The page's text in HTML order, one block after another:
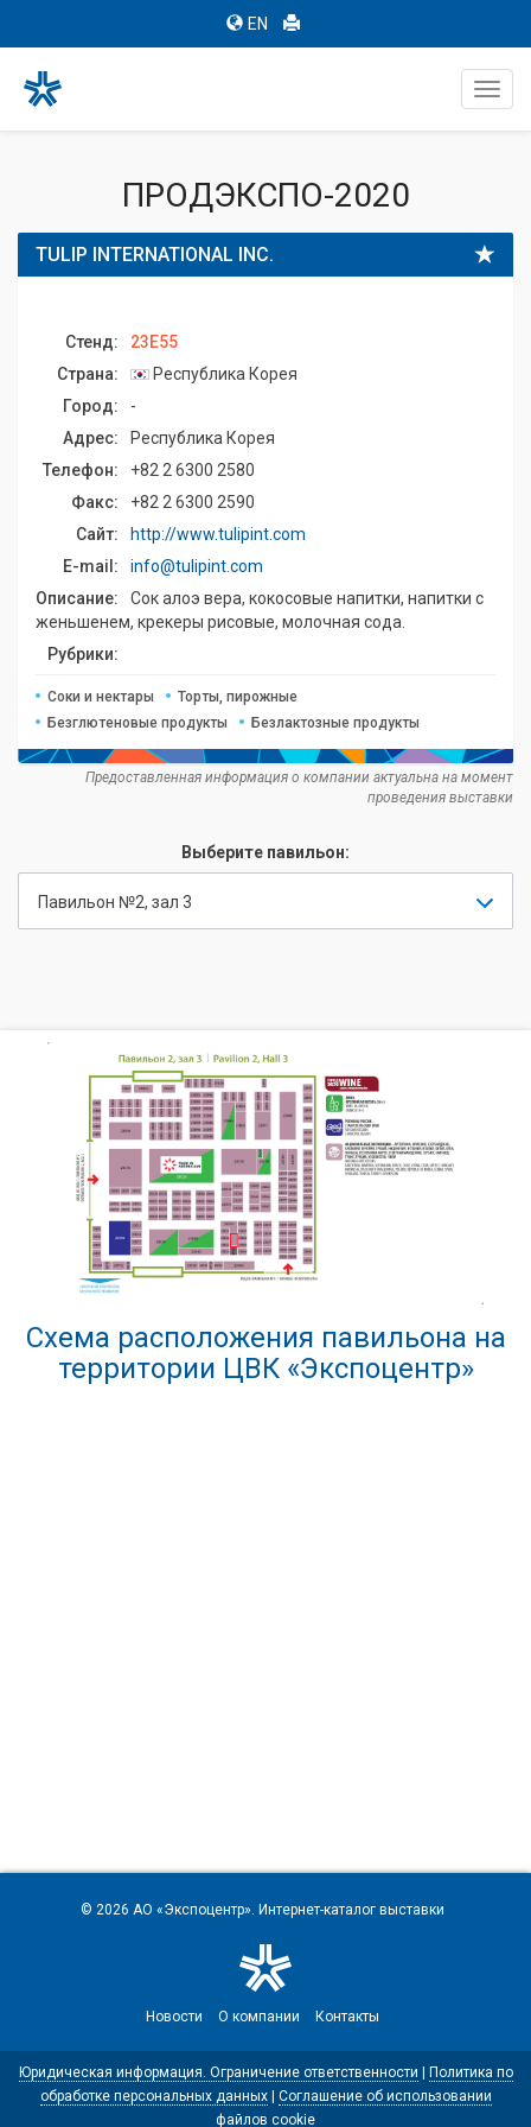
EN
ПРОДЭКСПО-2020
TULIP INTERNATIONAL INC.
Стенд:
23E55
Страна:
Республика Корея
Город:
-
Адрес:
Республика Корея
Телефон:
+82 2 6300 2580
Факс:
+82 2 6300 2590
Сайт:
http://www.tulipint.com
E-mail:
info@tulipint.com
Описание:
Сок алоэ вера, кокосовые напитки, напитки с
женьшенем, крекеры рисовые, молочная сода.
Рубрики:
Соки и нектары
Торты, пирожные
Безглютеновые продукты
Безлактозные продукты
Предоставленная информация о компании актуальна на момент
проведения выставки
Выберите павильон:
Павильон №2, зал 3
Схема расположения павильона на
территории ЦВК «Экспоцентр»
© 2026 АО «Экспоцентр». Интернет-каталог выставки
Новости О компании Контакты
Юридическая информация. Ограничение ответственности
Политика по
обработке персональных данных| Соглашение об использовании
файлов cookie